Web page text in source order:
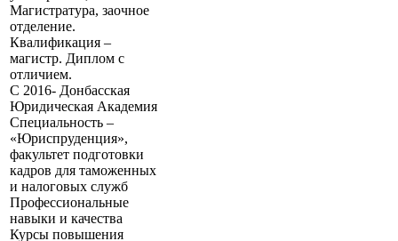
Магистратура, заочное
отделение.
Квалификация –
магистр. Диплом с
отличием.
С 2016- Донбасская
Юридическая Академия
Специальность –
«Юриспруденция»,
факультет подготовки
кадров для таможенных
и налоговых служб
Профессиональные
навыки и качества
Курсы повышения